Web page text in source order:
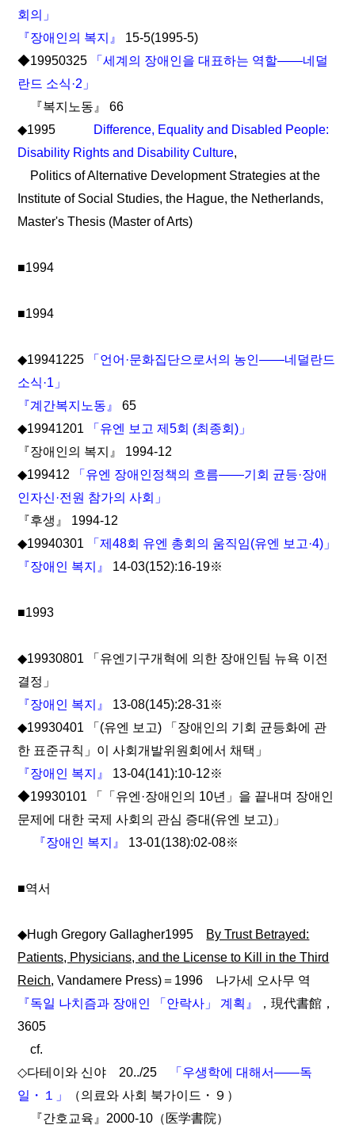
회의」
『장애인의 복지』 15-5(1995-5)
◆19950325
「세계의 장애인을 대표하는 역할――네덜
란드 소식·2」
『복지노동』 66
◆1995 Difference, Equality and Disabled People:
Disability Rights and Disability Culture,
Politics of Alternative Development Strategies at the
Institute of Social Studies, the Hague, the Netherlands,
Master's Thesis (Master of Arts)
■1994
■1994
◆19941225
「언어·문화집단으로서의 농인――네덜란드
소식·1」
『계간복지노동』65
◆19941201
「유엔 보고 제5회 (최종회)」
『장애인의 복지』 1994-12
◆199412
「유엔 장애인정책의 흐름――기회 균등·장애
인자신·전원 참가의 사회」
『후생』 1994-12
◆19940301
「제48회 유엔 총회의 움직임(유엔 보고·4)」
『장애인 복지』 14-03(152):16-19※
■1993
◆19930801 「유엔기구개혁에 의한 장애인팀 뉴욕 이전
결정」
『장애인 복지』 13-08(145):28-31※
◆19930401 「(유엔 보고) 「장애인의 기회 균등화에 관
한 표준규칙」이 사회개발위원회에서 채택」
『장애인 복지』 13-04(141):10-12※
◆19930101 「「유엔·장애인의 10년」을 끝내며 장애인
문제에 대한 국제 사회의 관심 증대(유엔 보고)」
『장애인 복지』 13-01(138):02-08※
■역서
◆Hugh Gregory Gallagher1995 By Trust Betrayed:
Patients, Physicians, and the License to Kill in the Third
Reich, Vandamere Press)＝1996 나가세 오사무 역
『독일 나치즘과 장애인 「안락사」 계획』
，現代書館，
3605
cf.
◇다테이와 신야 20../25
「우생학에 대해서――독
일・１」
（의료와 사회 북가이드・９）
『간호교육』2000-10（医学書院）